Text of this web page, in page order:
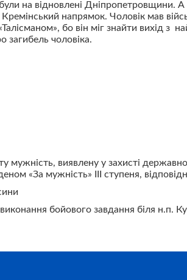
на відновлені Дніпропетровщини. А
напрямок. Чоловік мав
бо він міг знайти вихід з
загибель чоловіка.
виявлену у захисті
«За мужність» ІІІ ступеня,
бойового завдання біля н.п.